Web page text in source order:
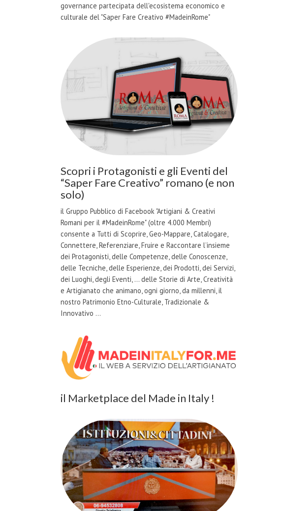
governance partecipata dell'ecosistema economico e
culturale del "Saper Fare Creativo #MadeinRome"
Scopri i Protagonisti e gli Eventi del
“Saper Fare Creativo” romano (e non
solo)
il Gruppo Pubblico di Facebook "Artigiani & Creativi
Romani per il #MadeinRome" (oltre 4.000 Membri)
consente a Tutti di Scoprire, Geo-Mappare, Catalogare,
Connettere, Referenziare, Fruire e Raccontare l’insieme
dei Protagonisti, delle Competenze, delle Conoscenze,
delle Tecniche, delle Esperienze, dei Prodotti, dei Servizi,
dei Luoghi, degli Eventi, … delle Storie di Arte, Creatività
e Artigianato che animano, ogni giorno, da millenni, il
nostro Patrimonio Etno-Culturale, Tradizionale &
Innovativo …
il Marketplace del Made in Italy !